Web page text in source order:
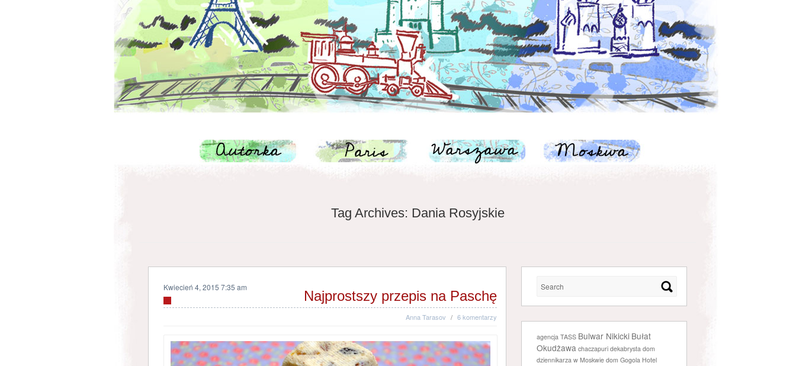
Tag Archives: Dania Rosyjskie
Najprostszy przepis na Paschę
Kwiecień 4, 2015 7:35 am
Anna Tarasov / 6 komentarzy
agencja TASS Bulwar Nikicki Bułat
Okudżawa chaczapuri dekabrysta dom
dziennikarza w Moskwie dom Gogola Hotel